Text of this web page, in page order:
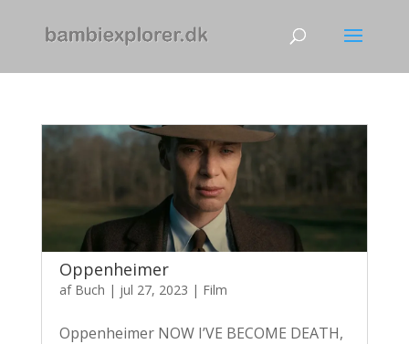
Oppenheimer
af Buch | jul 27, 2023 | Film
Oppenheimer NOW I’VE BECOME DEATH,